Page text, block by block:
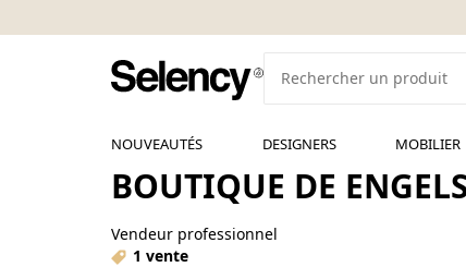
NOUVEAUTÉS DESIGNERS MOBILIER
BOUTIQUE DE
Vendeur professionnel
1 vente